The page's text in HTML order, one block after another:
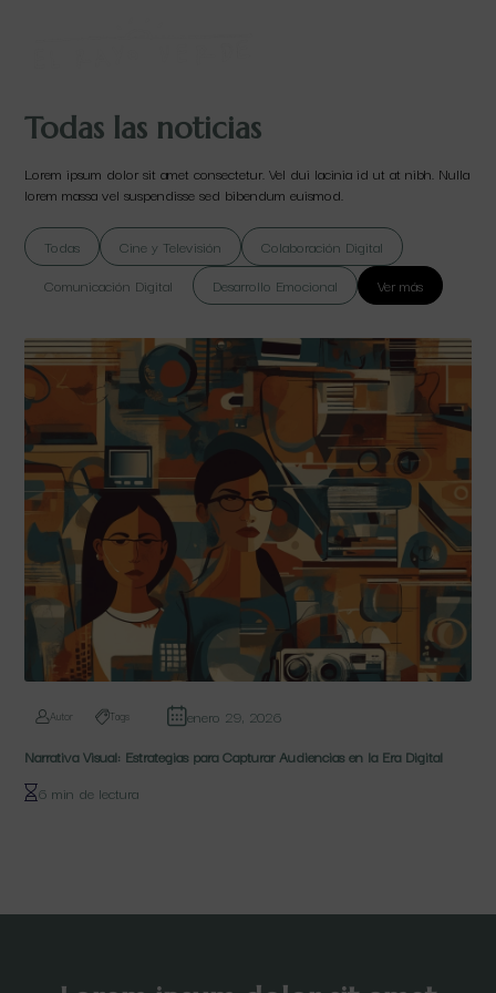
Todas las noticias
Lorem ipsum dolor sit amet consectetur. Vel dui lacinia id ut at nibh. Nulla
lorem massa vel suspendisse sed bibendum euismod.
Todas Cine y Televisión
Colaboración Digital
Comunicación Digital
Desarrollo Emocional Ver más
Autor Tags
enero 29, 2026
Narrativa Visual: Estrategias para Capturar Audiencias en la Era Digital
6 min de lectura